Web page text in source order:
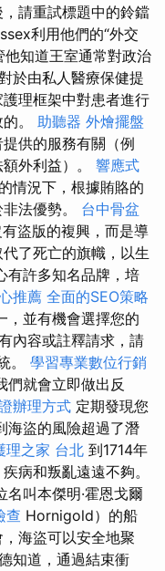
請重試標題中的鈴鐺
利用他們的“外交
他知道王室通常對政治
於由私人醫療保健提
理框架中對患者進行
。 助聽器 外燴擺盤
供的服務有關（例
外利益）。 響應式
情況下，根據賄賂的
法優勢。 台中骨盆
盜版的複興，而是導
了死亡的旗幟，以生
有許多知名品牌，培
推薦 全面的SEO策略
，並有機會選擇您的
內容或註釋請求，請
。 學習專業數位行銷
們就會立即做出反
辦理方式 定期發現您
海盜的風險超過了潛
理之家 台北 到1714年
病和叛亂遠遠不夠。
名叫本傑明·霍恩戈爾
查 Hornigold）的船
海盜可以安全地聚
知道，通過結束衝